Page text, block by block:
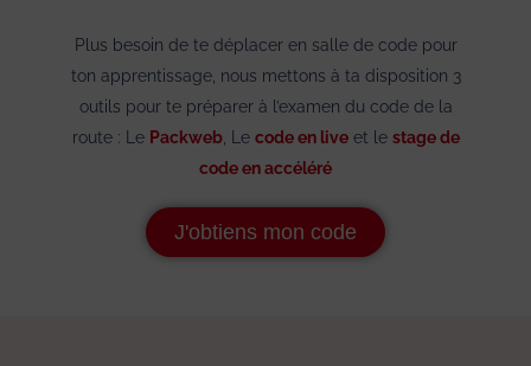
Plus besoin de te déplacer en salle de code pour
ton apprentissage, nous mettons à ta disposition 3
outils pour te préparer à l’examen du code de la
route : Le Packweb, Le code en liveet le stage de
code en accéléré
J'obtiens mon code